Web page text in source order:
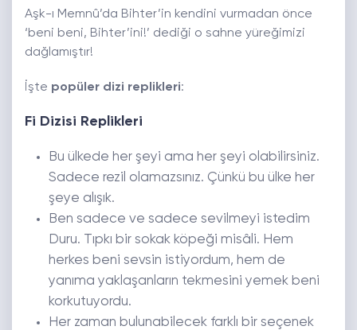
Aşk-ı Memnû’da Bihter’in kendini vurmadan önce
‘beni beni, Bihter’ini!’ dediği o sahne yüreğimizi
dağlamıştır!
İşte popüler dizi replikleri:
Fi Dizisi Replikleri
Bu ülkede her şeyi ama her şeyi olabilirsiniz.
Sadece rezil olamazsınız. Çünkü bu ülke her
şeye alışık.
Ben sadece ve sadece sevilmeyi istedim
Duru. Tıpkı bir sokak köpeği misâli. Hem
herkes beni sevsin istiyordum, hem de
yanıma yaklaşanların tekmesini yemek beni
korkutuyordu.
Her zaman bulunabilecek farklı bir seçenek